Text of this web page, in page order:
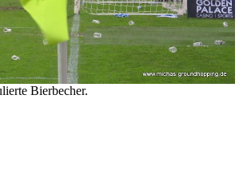
Bierbecher.